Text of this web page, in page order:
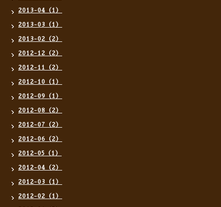
2013-04（1）
2013-03（1）
2013-02（2）
2012-12（2）
2012-11（2）
2012-10（1）
2012-09（1）
2012-08（2）
2012-07（2）
2012-06（2）
2012-05（1）
2012-04（2）
2012-03（1）
2012-02（1）